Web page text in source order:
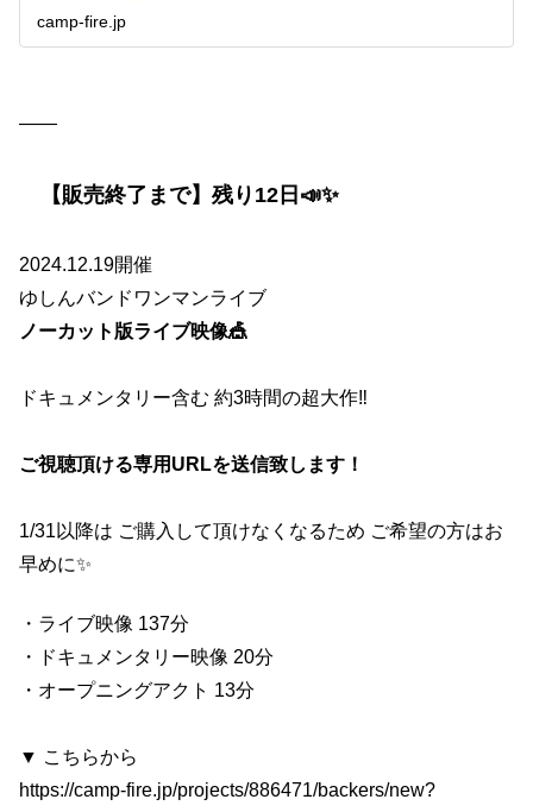
camp-fire.jp
——
【販売終了まで】残り12日📣✨
2024.12.19開催
ゆしんバンドワンマンライブ
ノーカット版ライブ映像🎪
ドキュメンタリー含む 約3時間の超大作‼️
ご視聴頂ける専用URLを送信致します！
1/31以降は ご購入して頂けなくなるため ご希望の方はお
早めに✨
・ライブ映像 137分
・ドキュメンタリー映像 20分
・オープニングアクト 13分
▼ こちらから
https://camp-fire.jp/projects/886471/backers/new?